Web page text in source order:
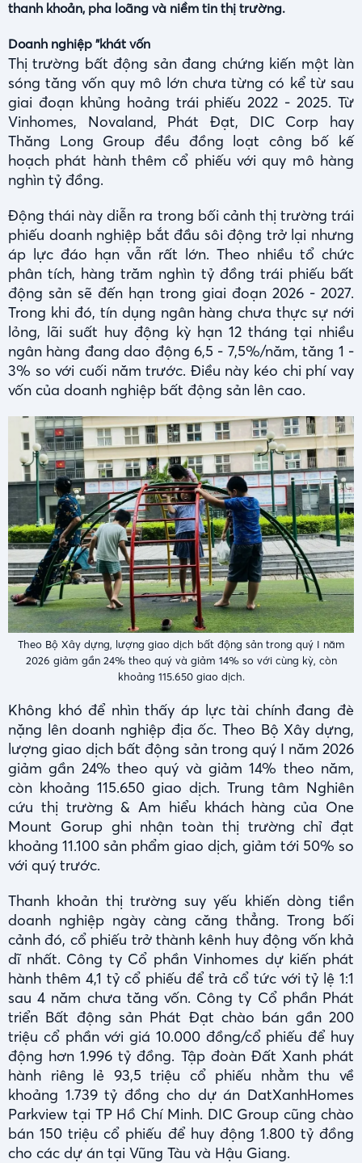
thanh khoản, pha loãng và niềm tin thị trường.
Doanh nghiệp "khát vốn
Thị trường bất động sản đang chứng kiến một làn
sóng tăng vốn quy mô lớn chưa từng có kể từ sau
giai đoạn khủng hoảng trái phiếu 2022 - 2025. Từ
Vinhomes, Novaland, Phát Đạt, DIC Corp hay
Thăng Long Group đều đồng loạt công bố kế
hoạch phát hành thêm cổ phiếu với quy mô hàng
nghìn tỷ đồng.
Động thái này diễn ra trong bối cảnh thị trường trái
phiếu doanh nghiệp bắt đầu sôi động trở lại nhưng
áp lực đáo hạn vẫn rất lớn. Theo nhiều tổ chức
phân tích, hàng trăm nghìn tỷ đồng trái phiếu bất
động sản sẽ đến hạn trong giai đoạn 2026 - 2027.
Trong khi đó, tín dụng ngân hàng chưa thực sự nới
lỏng, lãi suất huy động kỳ hạn 12 tháng tại nhiều
ngân hàng đang dao động 6,5 - 7,5%/năm, tăng 1 -
3% so với cuối năm trước. Điều này kéo chi phí vay
vốn của doanh nghiệp bất động sản lên cao.
Theo Bộ Xây dựng, lượng giao dịch bất động sản trong quý I năm
2026 giảm gần 24% theo quý và giảm 14% so với cùng kỳ, còn
khoảng 115.650 giao dịch.
Không khó để nhìn thấy áp lực tài chính đang đè
nặng lên doanh nghiệp địa ốc. Theo Bộ Xây dựng,
lượng giao dịch bất động sản trong quý I năm 2026
giảm gần 24% theo quý và giảm 14% theo năm,
còn khoảng 115.650 giao dịch. Trung tâm Nghiên
cứu thị trường & Am hiểu khách hàng của One
Mount Gorup ghi nhận toàn thị trường chỉ đạt
khoảng 11.100 sản phẩm giao dịch, giảm tới 50% so
với quý trước.
Thanh khoản thị trường suy yếu khiến dòng tiền
doanh nghiệp ngày càng căng thẳng. Trong bối
cảnh đó, cổ phiếu trở thành kênh huy động vốn khả
dĩ nhất. Công ty Cổ phần Vinhomes dự kiến phát
hành thêm 4,1 tỷ cổ phiếu để trả cổ tức với tỷ lệ 1:1
sau 4 năm chưa tăng vốn. Công ty Cổ phần Phát
triển Bất động sản Phát Đạt chào bán gần 200
triệu cổ phần với giá 10.000 đồng/cổ phiếu để huy
động hơn 1.996 tỷ đồng. Tập đoàn Đất Xanh phát
hành riêng lẻ 93,5 triệu cổ phiếu nhằm thu về
khoảng 1.739 tỷ đồng cho dự án DatXanhHomes
Parkview tại TP Hồ Chí Minh. DIC Group cũng chào
bán 150 triệu cổ phiếu để huy động 1.800 tỷ đồng
cho các dự án tại Vũng Tàu và Hậu Giang.